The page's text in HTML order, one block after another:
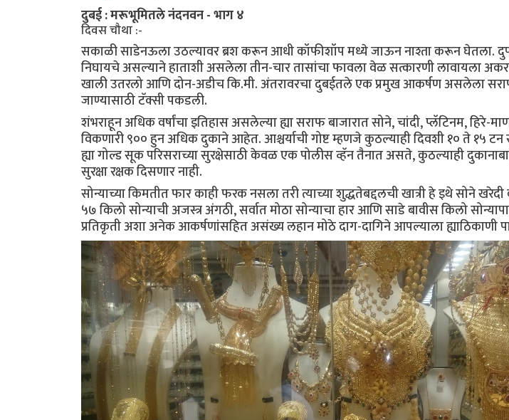
दुबई : मरूभूमितले नंदनवन - भाग ४
दिवस चौथा :-
सकाळी साडेनऊला उठल्यावर ब्रश करून आधी कॉफीशॉप मध्ये जाऊन नाश्ता करून घेतला.
निघायचे असल्याने हाताशी असलेला तीन-चार तासांचा फावला वेळ सत्कारणी लावायला
खाली उतरलो आणि दोन-अडीच कि.मी. अंतरावरचा दुबईतले एक प्रमुख आकर्षण असलेला
जाण्यासाठी टॅक्सी पकडली.
शंभराहून अधिक वर्षांचा इतिहास असलेल्या ह्या सराफ बाजारात सोने, चांदी, प्लॅटिनम, हिरे-
विकणारी ९०० हुन अधिक दुकाने आहेत. आश्चर्याची गोष्ट म्हणजे कुठल्याही दिवशी १० ते १५ टन
ह्या गोल्ड सूक परिसराच्या सुरक्षेसाठी केवळ एक पोलीस व्हॅन तैनात असते, कुठल्याही
सुरक्षा रक्षक दिसणार नाही.
सोन्याच्या किमतीत फार काही फरक नसला तरी त्याच्या शुद्धतेबद्दलची खात्री हे इथे सोने
५७ किलो सोन्याची अजस्त्र अंगठी, सर्वात मोठा सोन्याचा हार आणि साडे बावीस किलो
प्रतिकृती अशा अनेक आकर्षणांसहित असंख्य लहान मोठे दाग-दागिने आपल्याला ह्याठिकाणी